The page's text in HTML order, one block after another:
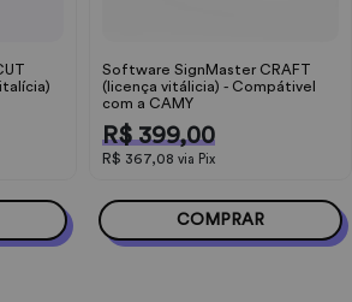
Software SignMaster CRAFT
(licença vitálicia) - Compátivel
com a CAMY
R$ 399,00
R$ 367,08 via Pix
COMPRAR